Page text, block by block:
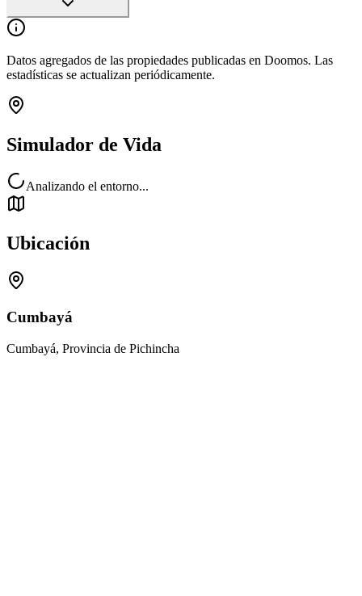
Datos agregados de las propiedades publicadas en Doomos. Las
estadísticas se actualizan periódicamente.
Simulador de Vida
Analizando el entorno...
Ubicación
Cumbayá
Cumbayá, Provincia de Pichincha